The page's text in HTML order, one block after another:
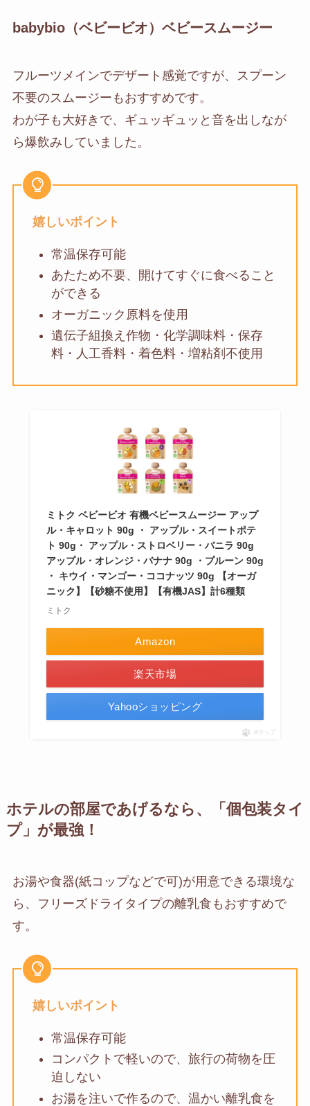
babybio（ベビービオ）ベビースムージー
フルーツメインでデザート感覚ですが、スプーン
不要のスムージーもおすすめです。
わが子も大好きで、ギュッギュッと音を出しなが
ら爆飲みしていました。
嬉しいポイント
常温保存可能
あたため不要、開けてすぐに食べること
ができる
オーガニック原料を使用
遺伝子組換え作物・化学調味料・保存
料・人工香料・着色料・増粘剤不使用
ミトク ベビービオ 有機ベビースムージー アップ
ル・キャロット 90g ・ アップル・スイートポテ
ト 90g・ アップル・ストロベリー・バニラ 90g
アップル・オレンジ・バナナ 90g ・プルーン 90g
・ キウイ・マンゴー・ココナッツ 90g 【オーガ
ニック】【砂糖不使用】【有機JAS】計6種類
ミトク
Amazon
楽天市場
Yahooショッピング
ポチップ
ホテルの部屋であげるなら、「個包装タイ
プ」が最強！
お湯や食器(紙コップなどで可)が用意できる環境な
ら、フリーズドライタイプの離乳食もおすすめで
す。
嬉しいポイント
常温保存可能
コンパクトで軽いので、旅行の荷物を圧
迫しない
お湯を注いで作るので、温かい離乳食を